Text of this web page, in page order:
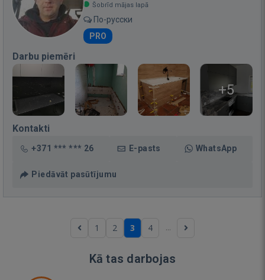
Šobrīd mājas lapā
По-русски
PRO
Darbu piemēri
+5
Kontakti
+371 *** *** 26 E-pasts WhatsApp
Piedāvāt pasūtījumu
1 2 3 4 ...
Kā tas darbojas